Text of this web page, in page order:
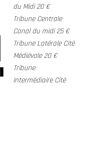
du Midi 20 €
Tribune Centrale
Canal du midi 25 €
Tribune Latérale Cité
Médiévale 20 €
Tribune
Intermédiaire Cité